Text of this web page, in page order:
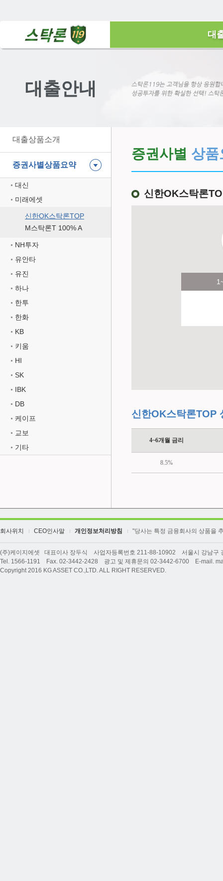
대
대출안내
대출상품소개
증권사별상품요약
대신
미래에셋
신한OK스탁론TOP
M스탁론T 100% A
NH투자
유안타
유진
하나
한투
한화
KB
키움
HI
SK
IBK
DB
케이프
교보
기타
증권사별 상품
신한OK스탁론
신한OK스탁론TOP
4~6개월 금리
8.5%
회사위치 CEO인사말 개인정보처리방침 "당사는 특정 금융회사의 상품을
(주)케이지에셋 대표이사 장두식 사업자등록번호 211-88-10902 서울시 강남구
Tel. 1566-1191 Fax. 02-3442-2428 광고 및 제휴문의 02-3442-6700 E-mail.
Copyright 2016 KG ASSET CO.,LTD. ALL RIGHT RESERVED.